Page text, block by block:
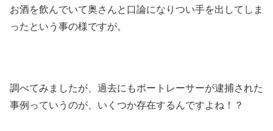
お酒を飲んでいて奥さんと口論になりつい手を出してしま
ったという事の様ですが。
調べてみましたが、過去にもボートレーサーが逮捕された
事例っていうのが、いくつか存在するんですよね！？